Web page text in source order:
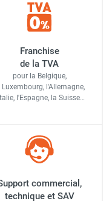
Franchise
de la TVA
pour la Belgique,
Luxembourg, l'Allemagne,
l'Espagne, la Suisse…
commercial,
technique et SAV